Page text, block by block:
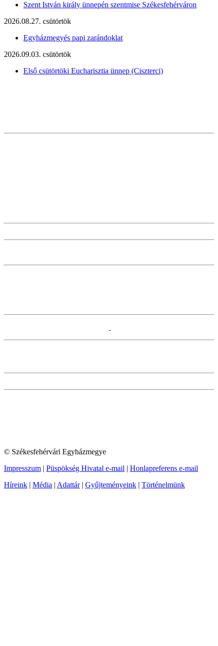
Szent István király ünnepén szentmise Székesfehérváron
2026.08.27. csütörtök
Egyházmegyés papi zarándoklat
2026.09.03. csütörtök
Első csütörtöki Eucharisztia ünnep (Ciszterci)
© Székesfehérvári Egyházmegye
Impresszum | Püspökség Hivatal e-mail | Honlapreferens e-mail
Híreink | Média | Adattár| Gyűjteményeink | Történelmünk